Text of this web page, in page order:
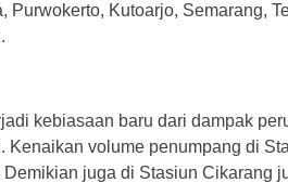
Purwokerto, Kutoarjo, Semarang,
kebiasaan baru dari dampak
Kenaikan volume penumpang di
juga di Stasiun Cikarang